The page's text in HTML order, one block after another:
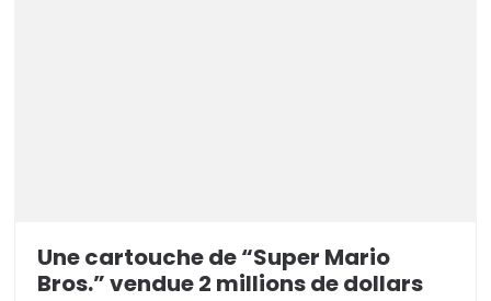
Une cartouche de “Super Mario
Bros.” vendue 2 millions de dollars